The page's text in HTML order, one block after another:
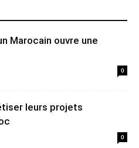
Marocain ouvre une
0
leurs projets
0